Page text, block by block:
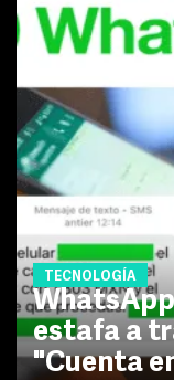
TECNOLOGÍA
estafa a
"Cuenta